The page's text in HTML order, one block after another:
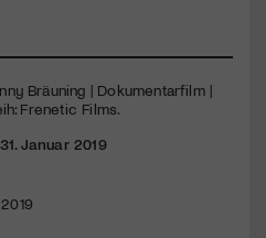
Bräuning | Dokumentarfilm |
Frenetic Films.
Januar 2019